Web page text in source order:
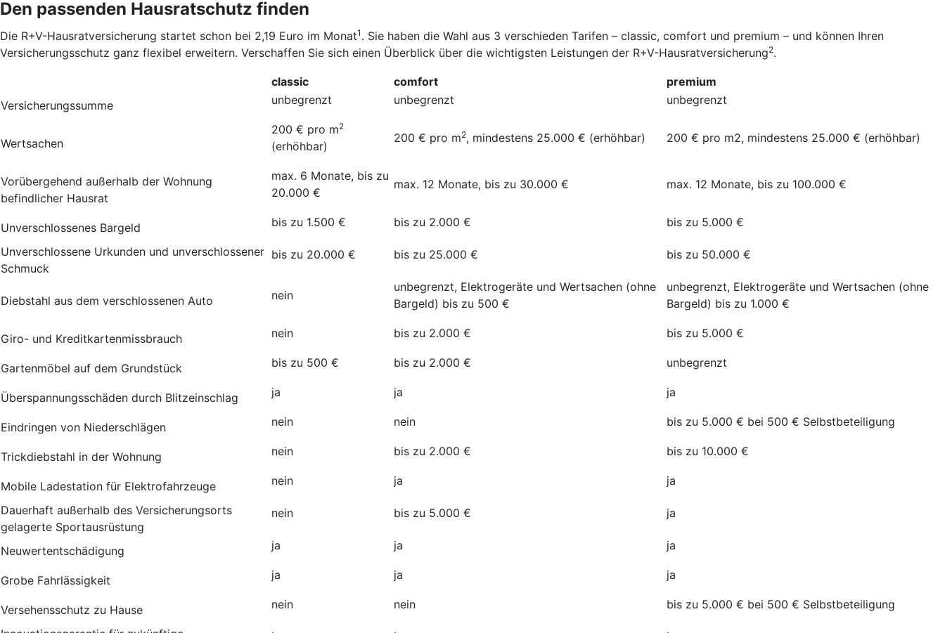
Den passenden Hausratschutz finden
Die R+V-Hausratversicherung startet schon bei 2,19 Euro im Monat1 . Sie haben die Wahl aus 3 verschieden Tarifen – classic, comfort und premium – und können Ihren
Versicherungsschutz ganz flexibel erweitern. Verschaffen Sie sich einen Überblick über die wichtigsten Leistungen der R+V-Hausratversicherung2.
classic comfort
premium
Versicherungssumme
unbegrenzt unbegrenzt unbegrenzt
Wertsachen
200 € pro m2
(erhöhbar)
200 € pro m2, mindestens 25.000 € (erhöhbar) 200 € pro m2, mindestens 25.000 € (erhöhbar)
Vorübergehend außerhalb der Wohnung
befindlicher Hausrat
max. 6 Monate, bis zu
20.000 €
max. 12 Monate, bis zu 30.000 € max. 12 Monate, bis zu 100.000 €
Unverschlossenes Bargeld bis zu 1.500 € bis zu 2.000 € bis zu 5.000 €
Unverschlossene Urkunden und unverschlossener
Schmuck
bis zu 20.000 € bis zu 25.000 € bis zu 50.000 €
Diebstahl aus dem verschlossenen Auto nein
unbegrenzt, Elektrogeräte und Wertsachen (ohne
Bargeld) bis zu 500 €
unbegrenzt, Elektrogeräte und Wertsachen (ohne
Bargeld) bis zu 1.000 €
Giro- und Kreditkartenmissbrauch nein bis zu 2.000 € bis zu 5.000 €
Gartenmöbel auf dem Grundstück bis zu 500 € bis zu 2.000 € unbegrenzt
Überspannungsschäden durch Blitzeinschlag ja ja ja
Eindringen von Niederschlägen nein nein bis zu 5.000 € bei 500 € Selbstbeteiligung
Trickdiebstahl in der Wohnung nein bis zu 2.000 € bis zu 10.000 €
Mobile Ladestation für Elektrofahrzeuge nein ja ja
Dauerhaft außerhalb des Versicherungsorts
gelagerte Sportausrüstung
nein bis zu 5.000 € ja
Neuwertentschädigung ja ja ja
Grobe Fahrlässigkeit ja ja ja
Versehensschutz zu Hause nein nein bis zu 5.000 € bei 500 € Selbstbeteiligung